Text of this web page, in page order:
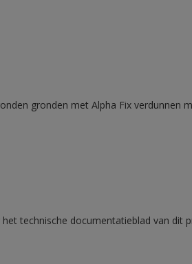
gronden met Alpha Fix verdunnen
technische documentatieblad van dit